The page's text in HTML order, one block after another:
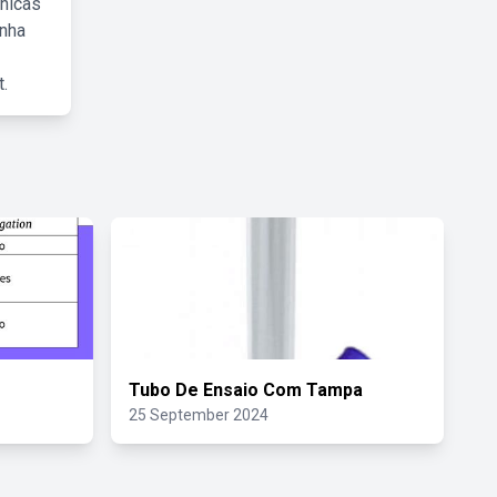
Tubo De Ensaio Com Tampa
25 September 2024